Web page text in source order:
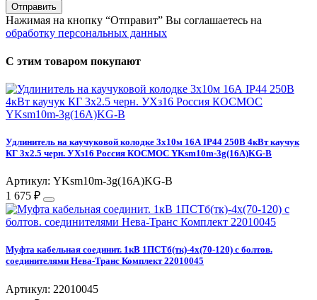
Отправить
Нажимая на кнопку “Отправит” Вы соглашаетесь на
обработку персональных данных
С этим товаром покупают
Удлинитель на каучуковой колодке 3х10м 16А IP44 250В 4кВт каучук
КГ 3х2.5 черн. УХз16 Россия КОСМОС YKsm10m-3g(16A)KG-B
Артикул: YKsm10m-3g(16A)KG-B
1 675 ₽
Муфта кабельная соединит. 1кВ 1ПСТб(тк)-4х(70-120) с болтов.
соединителями Нева-Транс Комплект 22010045
Артикул: 22010045